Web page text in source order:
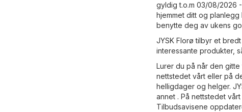
gyldig t.o.m 03/08/2026
hjemmet ditt og
benytte deg av ukens
JYSK Florø tilbyr et
interessante produkter,
Lurer du på når den
nettstedet vårt eller på
helligdager og helger.
annet . På nettstedet
Tilbudsavisene